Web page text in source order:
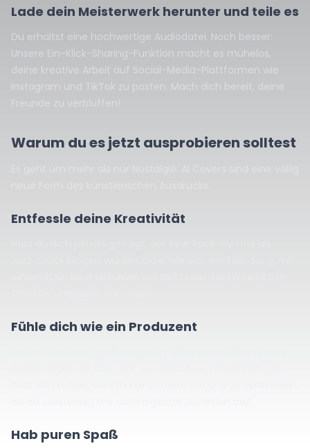
Lade dein Meisterwerk herunter und teile es
Du erhältst eine hochwertige Audiodatei. Noch besser:
Unsere Ein-Klick-Sharing-Funktion macht es mühelos,
deine kreative Arbeit auf Social-Media-Plattformen wie
Instagram und TikTok zu posten. Mach dich bereit, deine
Freunde zu verblüffen!
Warum du es jetzt ausprobieren solltest
Entfessle deine Kreativität
Fühle dich wie ein Produzent
Hab puren Spaß